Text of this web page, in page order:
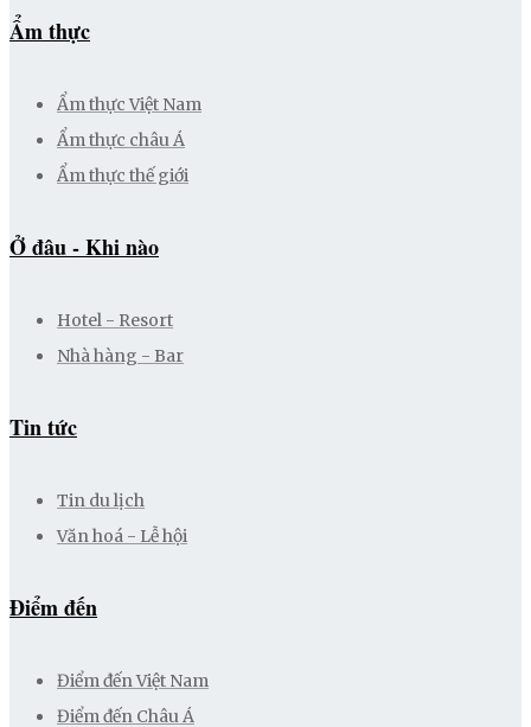
Ẩm thực
Ẩm thực Việt Nam
Ẩm thực châu Á
Ẩm thực thế giới
Ở đâu - Khi nào
Hotel - Resort
Nhà hàng - Bar
Tin tức
Tin du lịch
Văn hoá - Lễ hội
Điểm đến
Điểm đến Việt Nam
Điểm đến Châu Á